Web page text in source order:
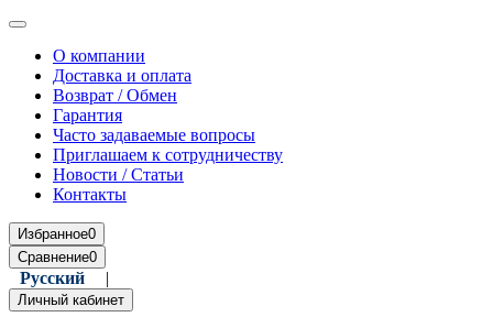
О компании
Доставка и оплата
Возврат / Обмен
Гарантия
Часто задаваемые вопросы
Приглашаем к сотрудничеству
Новости / Статьи
Контакты
Избранное0
Сравнение0
Русский |
Личный кабинет